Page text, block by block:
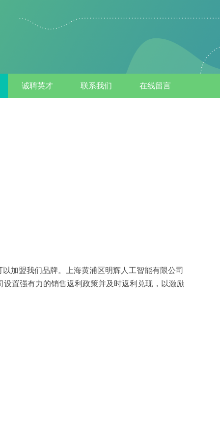
诚聘英才 联系我们 在线留言
加盟我们品牌。上海黄浦区明辉人工智能有限公司
置强有力的销售返利政策并及时返利兑现，以激励